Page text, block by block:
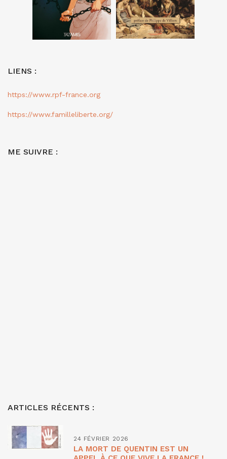
LIENS :
https://www.rpf-france.org
https://www.familleliberte.org/
ME SUIVRE :
ARTICLES RÉCENTS :
24 FÉVRIER 2026
LA MORT DE QUENTIN EST UN